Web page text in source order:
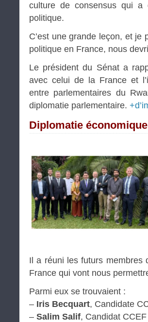
culture de consensus qui
politique.
C’est une grande leçon, et
politique en France, nous
Le président du Sénat a
avec celui de la France et
entre parlementaires du
diplomatie parlementaire.
Diplomatie économique
Il a réuni les futurs membres
France qui vont nous
Parmi eux se trouvaient :
– Iris Becquart, Candidate
– Salim Salif, Candidat